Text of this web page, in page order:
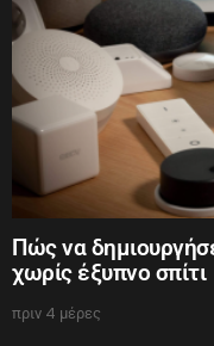
Πώς να
χωρίς έξυπνο σπίτι
πριν 4 μέρες